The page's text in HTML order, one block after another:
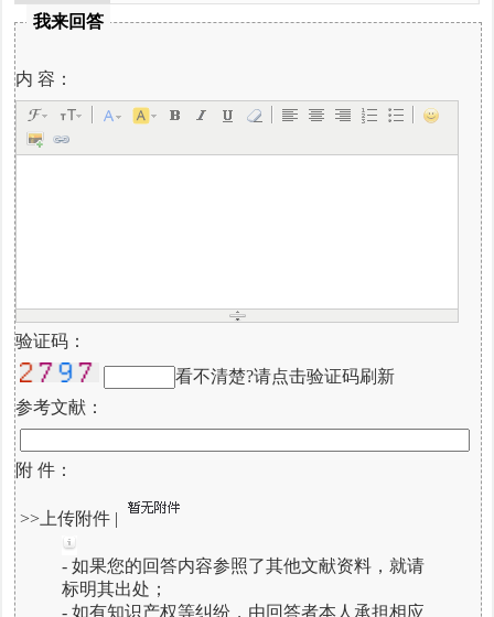
我来回答
内 容：
验证码：
看不清楚?请点击验证码刷新
参考文献：
附 件：
>>上传附件 |
- 如果您的回答内容参照了其他文献资料，就请
标明其出处；
- 如有知识产权等纠纷，由回答者本人承担相应